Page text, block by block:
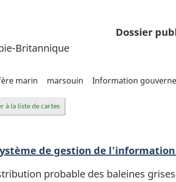
Dossier
Britannique
marin marsouin Information
à la liste de cartes
de gestion de
probable des baleines